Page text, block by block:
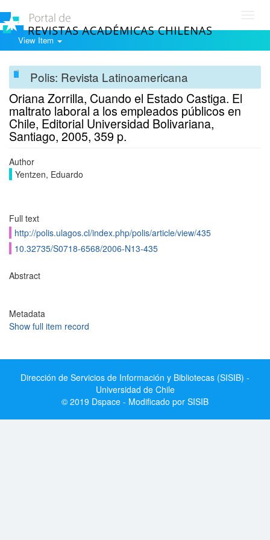
View Item
Polis: Revista Latinoamericana
Oriana Zorrilla, Cuando el Estado Castiga. El
maltrato laboral a los empleados públicos en
Chile, Editorial Universidad Bolivariana,
Santiago, 2005, 359 p.
Author
Yentzen, Eduardo
Full text
http://polis.ulagos.cl/index.php/polis/article/view/435
10.32735/S0718-6568/2006-N13-435
Abstract
Metadata
Show full item record
Dirección de Servicios de Información y Bibliotecas (SISIB) -
Universidad de Chile
© 2019 Dspace - Modificado por SISIB